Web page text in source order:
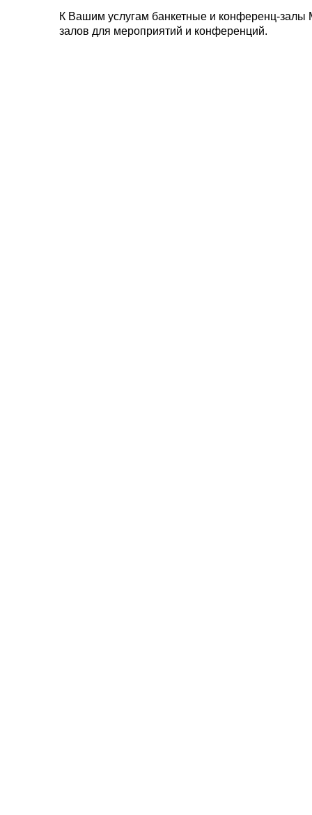
К Вашим услугам банкетные и конференц-залы
залов для мероприятий и конференций.